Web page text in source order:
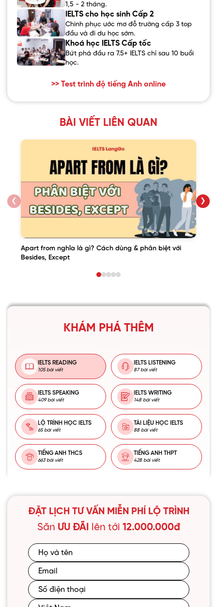
1,5 - 2 tháng.
IELTS cho học sinh Cấp 2
Chinh phục ước mơ đỗ trường cấp 3 top
đầu và đi du học sớm.
Khoá học IELTS Cấp tốc
Bứt phá đầu ra 7.5+ IELTS chỉ sau 10 buổi
học.
>> Test trình độ tiếng Anh online
BÀI VIẾT LIÊN QUAN
❮
Apart from nghĩa là gì? Cách dùng & phân biệt với
Besides, Except
❯
KHÁM PHÁ THÊM
IELTS READING
105 bài viết
IELTS LISTENING
87 bài viết
IELTS SPEAKING
409 bài viết
IELTS WRITING
148 bài viết
LỘ TRÌNH HỌC IELTS
65 bài viết
TÀI LIỆU HỌC IELTS
88 bài viết
TIẾNG ANH THCS
663 bài viết
TIẾNG ANH THPT
428 bài viết
ĐẶT LỊCH TƯ VẤN MIỄN PHÍ LỘ TRÌNH
Săn ƯU ĐÃI lên tới 12.000.000đ